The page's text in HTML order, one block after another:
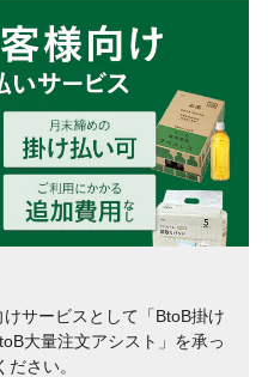
サービスとして「BtoB掛け
大量注文アシスト」を承っ
さい。